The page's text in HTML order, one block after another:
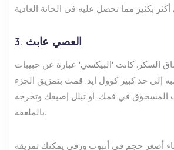
3. العصي عابث
السكر. كانت 'البيكسي' عبارة عن حبيبات
إلى حد كبير كوول ايد. قمت بتمزيق الجزء
المسحوق في فمك. أو تبلل إصبعك وتخرجه
بالملعقة.
أصغر حجم في أنبوب ورقي يمكنك تمزيقه